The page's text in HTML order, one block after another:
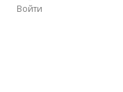
Войти